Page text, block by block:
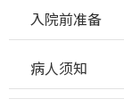
入院前准备
病人须知